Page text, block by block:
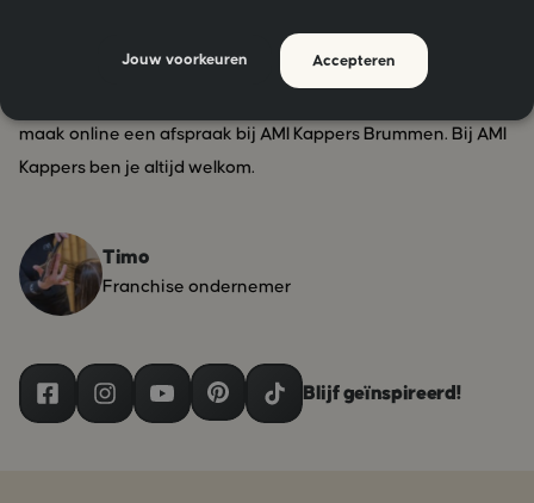
Zoek je een professionele, kundige kapper bij jou in de buurt
met kennis over de laatste trends op het gebied van
maak online een afspraak bij AMI Kappers Brummen. Bij AMI
Kappers ben je altijd welkom.
Timo
Franchise ondernemer
Blijf geïnspireerd!
Accepteren
Jouw voorkeuren